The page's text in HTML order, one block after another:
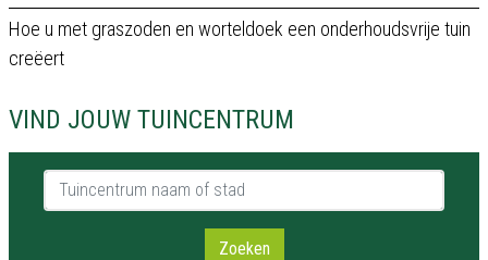
Hoe u met graszoden en worteldoek een onderhoudsvrije tuin
creëert
VIND JOUW TUINCENTRUM
Tuincentrum naam of stad
Zoeken